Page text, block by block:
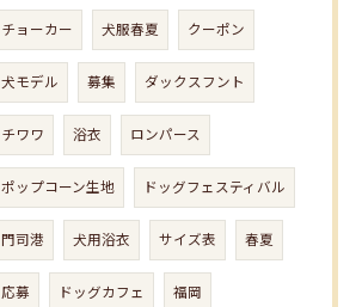
チョーカー 犬服春夏 クーポン
犬モデル 募集 ダックスフント
チワワ 浴衣 ロンパース
ポップコーン生地 ドッグフェスティバル
門司港 犬用浴衣 サイズ表 春夏
応募 ドッグカフェ 福岡